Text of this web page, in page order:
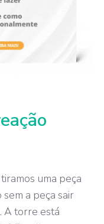
uma peça
a peça sair
A torre está